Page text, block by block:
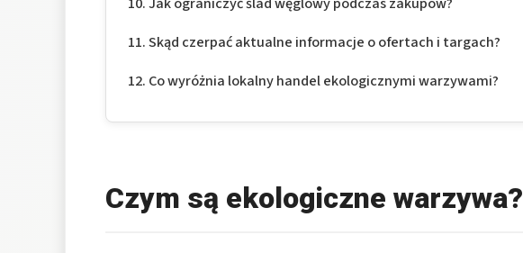
Skąd czerpać aktualne informacje o ofertach i targach?
Co wyróżnia lokalny handel ekologicznymi warzywami?
Czym są ekologiczne warzywa?